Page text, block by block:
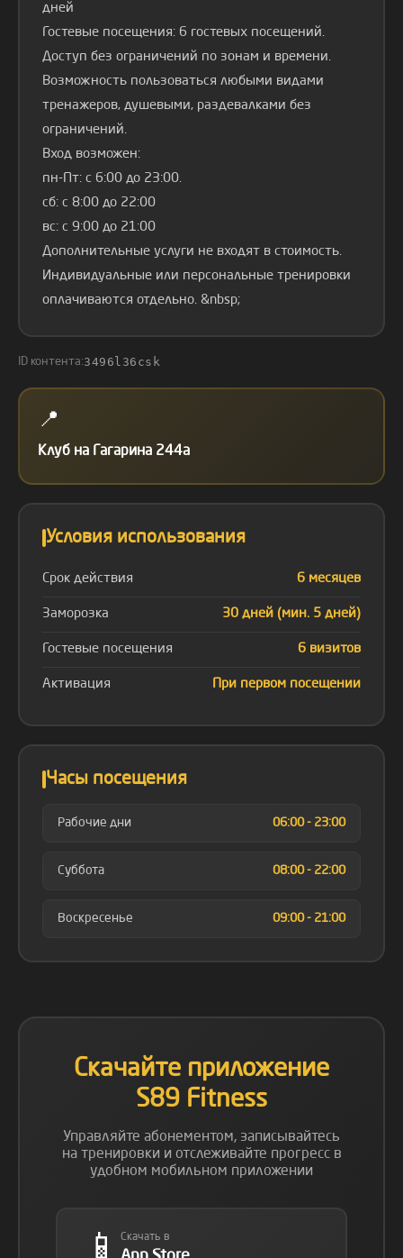
дней
Гостевые посещения: 6 гостевых посещений.
Доступ без ограничений по зонам и времени.
Возможность пользоваться любыми видами
тренажеров, душевыми, раздевалками без
ограничений.
Вход возможен:
пн-Пт: с 6:00 до 23:00.
сб: с 8:00 до 22:00
вс: с 9:00 до 21:00
Дополнительные услуги не входят в стоимость.
Индивидуальные или персональные тренировки
оплачиваются отдельно. &nbsp;
ID контента:3496l36csk
📍
Клуб на Гагарина 244а
Условия использования
Срок действия 6 месяцев
Заморозка 30 дней (мин. 5 дней)
Гостевые посещения 6 визитов
Активация При первом посещении
Часы посещения
Рабочие дни 06:00 - 23:00
Суббота 08:00 - 22:00
Воскресенье 09:00 - 21:00
Скачайте приложение
S89 Fitness
Управляйте абонементом, записывайтесь
на тренировки и отслеживайте прогресс в
удобном мобильном приложении
📱 Скачать в